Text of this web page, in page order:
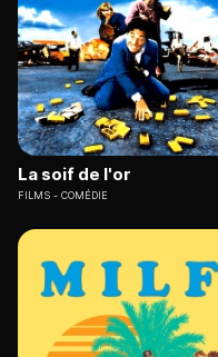
La soif de l'or
FILMS COMÉDIE